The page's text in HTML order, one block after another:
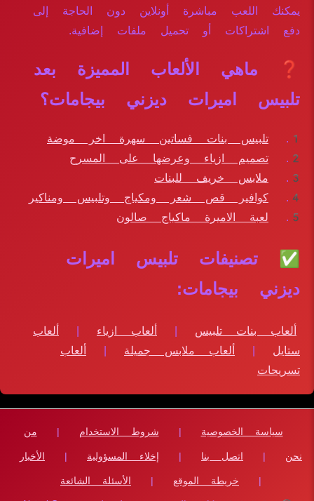
يمكنك اللعب مباشرة أونلاين دون الحاجة إلى
دفع اشتراكات أو تحميل ملفات إضافية.
❓ ماهي الألعاب المميزة بعد
تلبيس اميرات ديزني بيجامات؟
تلبيس بنات فساتين سهرة اخر موضة
تصميم ازياء وعرضها على المسرح
ملابس خريف للبنات
كوافير قص شعر ومكياج وتلبيس ومناكير
لعبة الاميرة ماكياج صالون
✅ تصنيفات تلبيس اميرات
ديزني بيجامات:
ألعاب بنات تلبيس | ألعاب ازياء |
ألعاب
ستايل
| ألعاب ملابس جميلة |
ألعاب
تسريحات
سياسة الخصوصية | شروط الاستخدام | من
نحن | اتصل بنا | إخلاء المسؤولية | الأخبار
| خريطة الموقع | الأسئلة الشائعة